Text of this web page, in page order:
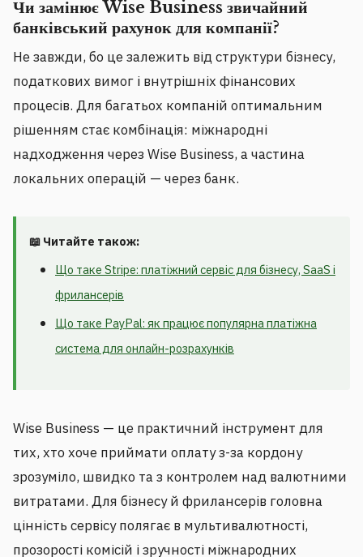
Чи замінює Wise Business звичайний
банківський рахунок для компанії?
Не завжди, бо це залежить від структури бізнесу,
податкових вимог і внутрішніх фінансових
процесів. Для багатьох компаній оптимальним
рішенням стає комбінація: міжнародні
надходження через Wise Business, а частина
локальних операцій — через банк.
📖 Читайте також:
Що таке Stripe: платіжний сервіс для бізнесу, SaaS і
фрилансерів
Що таке PayPal: як працює популярна платіжна
система для онлайн-розрахунків
Wise Business — це практичний інструмент для
тих, хто хоче приймати оплату з-за кордону
зрозуміло, швидко та з контролем над валютними
витратами. Для бізнесу й фрилансерів головна
цінність сервісу полягає в мультивалютності,
прозорості комісій і зручності міжнародних